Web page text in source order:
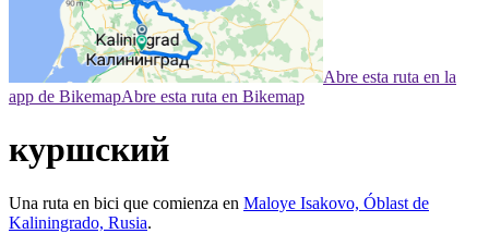
Abre esta ruta en la
app de BikemapAbre esta ruta en Bikemap
куршский
Una ruta en bici que comienza en Maloye Isakovo, Óblast de
Kaliningrado, Rusia.